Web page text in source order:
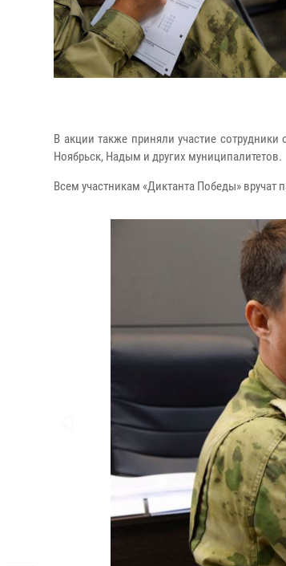
В акции также приняли участие
Ноябрьск, Надым и других муниципалитетов.
Всем участникам «Диктанта Победы»